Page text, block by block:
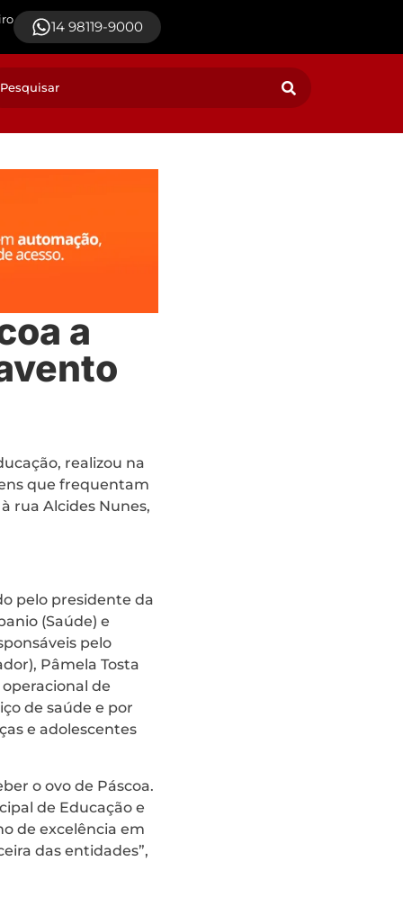
14 98119-9000
a
realizou na
que frequentam
rua Alcides Nunes,
pelo presidente da
(Saúde) e
pelo
Pâmela Tosta
de
de saúde e por
e adolescentes
o ovo de Páscoa.
de Educação e
de excelência em
das entidades”,